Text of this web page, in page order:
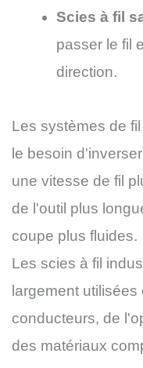
Scies à fil
passer le fil
direction.
Les systèmes de
le besoin
une vitesse de fil
de l'outil plus
coupe plus fluides.
Les scies à fil
largement
conducteurs, de
des matériaux